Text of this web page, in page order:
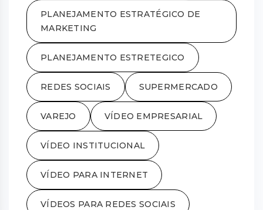
PLANEJAMENTO ESTRATÉGICO DE
MARKETING
PLANEJAMENTO ESTRETEGICO
REDES SOCIAIS SUPERMERCADO
VAREJO VÍDEO EMPRESARIAL
VÍDEO INSTITUCIONAL
VÍDEO PARA INTERNET
VÍDEOS PARA REDES SOCIAIS